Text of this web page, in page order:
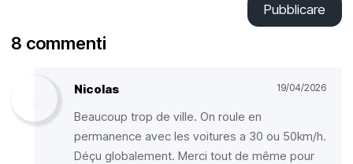
Pubblicare
8 commenti
Nicolas 19/04/2026
Beaucoup trop de ville. On roule en
permanence avec les voitures a 30 ou 50km/h.
Déçu globalement. Merci tout de même pour